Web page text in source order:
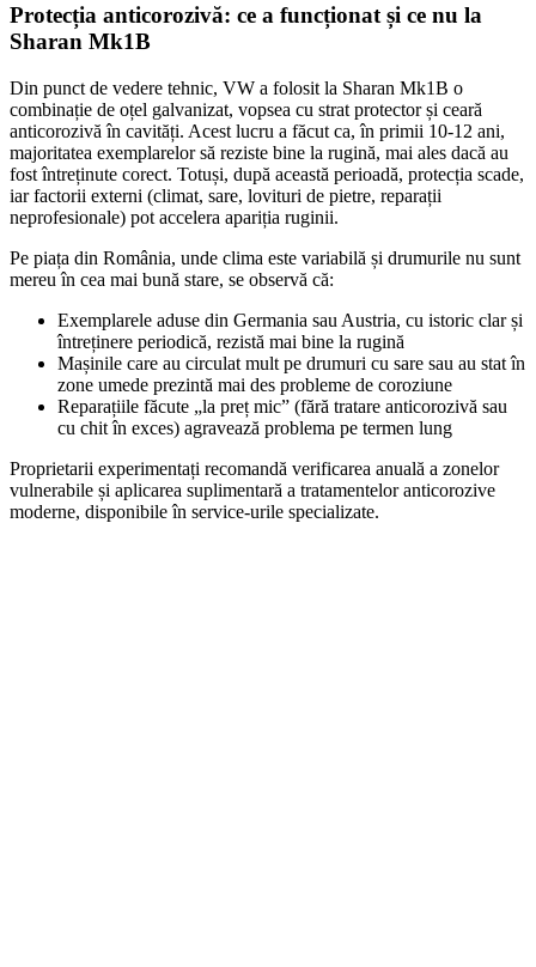
Protecția anticorozivă: ce a funcționat și ce nu la
Sharan Mk1B
Din punct de vedere tehnic, VW a folosit la Sharan Mk1B o
combinație de oțel galvanizat, vopsea cu strat protector și ceară
anticorozivă în cavități. Acest lucru a făcut ca, în primii 10-12 ani,
majoritatea exemplarelor să reziste bine la rugină, mai ales dacă au
fost întreținute corect. Totuși, după această perioadă, protecția scade,
iar factorii externi (climat, sare, lovituri de pietre, reparații
neprofesionale) pot accelera apariția ruginii.
Pe piața din România, unde clima este variabilă și drumurile nu sunt
mereu în cea mai bună stare, se observă că:
Exemplarele aduse din Germania sau Austria, cu istoric clar și
întreținere periodică, rezistă mai bine la rugină
Mașinile care au circulat mult pe drumuri cu sare sau au stat în
zone umede prezintă mai des probleme de coroziune
Reparațiile făcute „la preț mic” (fără tratare anticorozivă sau
cu chit în exces) agravează problema pe termen lung
Proprietarii experimentați recomandă verificarea anuală a zonelor
vulnerabile și aplicarea suplimentară a tratamentelor anticorozive
moderne, disponibile în service-urile specializate.